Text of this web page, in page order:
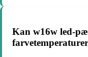
Kan w16w led-